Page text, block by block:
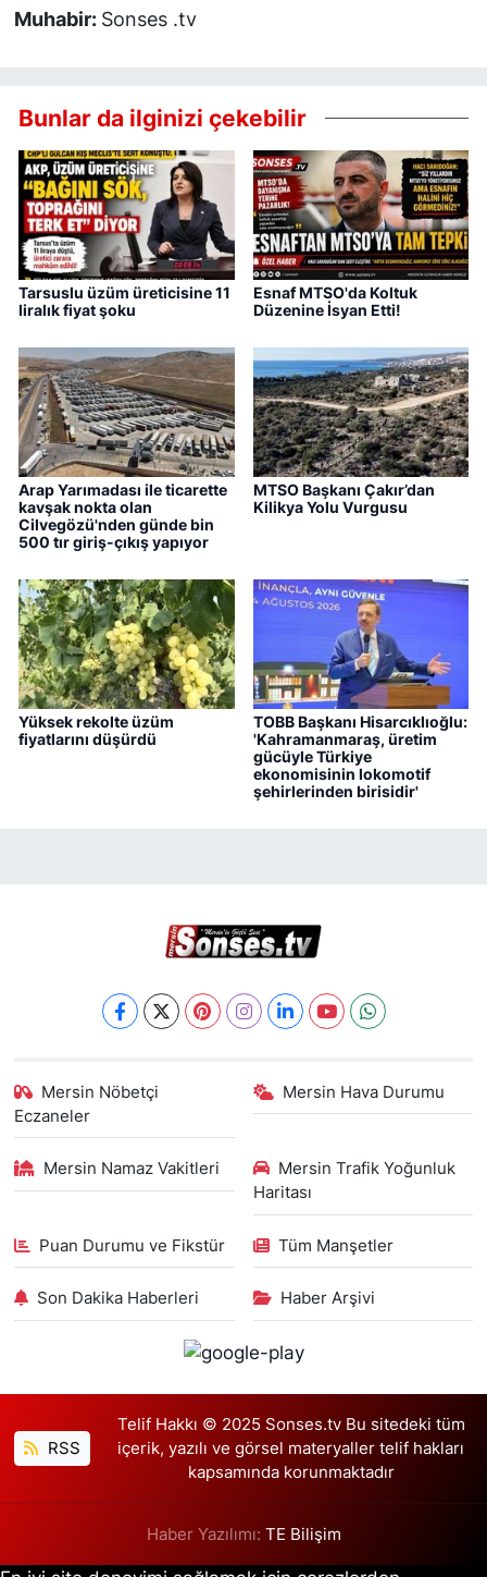
Muhabir: Sonses .tv
Bunlar da ilginizi çekebilir
Tarsuslu üzüm üreticisine 11
liralık fiyat şoku
Esnaf MTSO'da Koltuk
Düzenine İsyan Etti!
Arap Yarımadası ile ticarette
kavşak nokta olan
Cilvegözü'nden günde bin
500 tır giriş-çıkış yapıyor
MTSO Başkanı Çakır’dan
Kilikya Yolu Vurgusu
Yüksek rekolte üzüm
fiyatlarını düşürdü
TOBB Başkanı Hisarcıklıoğlu:
'Kahramanmaraş, üretim
gücüyle Türkiye
ekonomisinin lokomotif
şehirlerinden birisidir'
Mersin Nöbetçi
Eczaneler
Mersin Hava Durumu
Mersin Namaz Vakitleri
Mersin Trafik Yoğunluk
Haritası
Puan Durumu ve Fikstür Tüm Manşetler
Son Dakika Haberleri Haber Arşivi
RSS
Telif Hakkı © 2025 Sonses.tv Bu sitedeki tüm
içerik, yazılı ve görsel materyaller telif hakları
kapsamında korunmaktadır
Haber Yazılımı: TE Bilişim